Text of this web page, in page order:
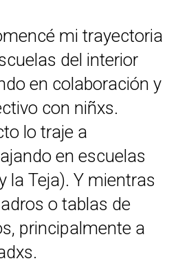
mi trayectoria
del interior
en colaboración y
con niñxs.
lo traje a
en escuelas
la Teja). Y mientras
o tablas de
principalmente a